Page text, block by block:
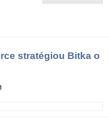
stratégiou Bitka o